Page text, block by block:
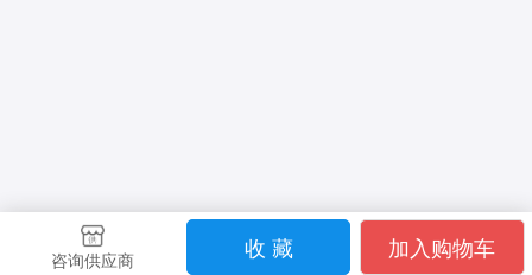
咨询供应商 收 藏 加入购物车